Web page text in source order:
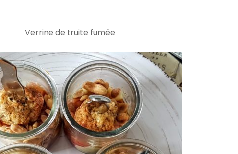
Verrine de truite fumée